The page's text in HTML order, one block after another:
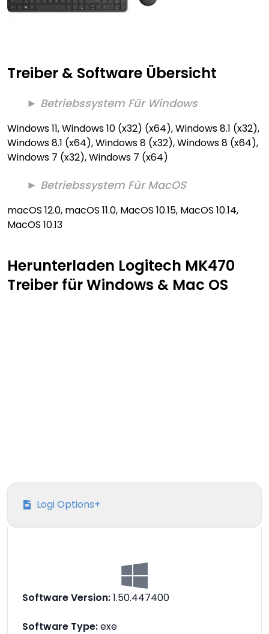
Treiber & Software Übersicht
► Betriebssystem Für Windows
Windows 11, Windows 10 (x32) (x64), Windows 8.1 (x32),
Windows 8.1 (x64), Windows 8 (x32), Windows 8 (x64),
Windows 7 (x32), Windows 7 (x64)
► Betriebssystem Für MacOS
macOS 12.0, macOS 11.0, MacOS 10.15, MacOS 10.14,
MacOS 10.13
Herunterladen Logitech MK470
Treiber für Windows & Mac OS
Logi Options+
Software Version:1.50.447400
Software Type:exe